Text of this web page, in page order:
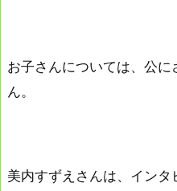
お子さんについては、公
ん。
美内すずえさんは、イン